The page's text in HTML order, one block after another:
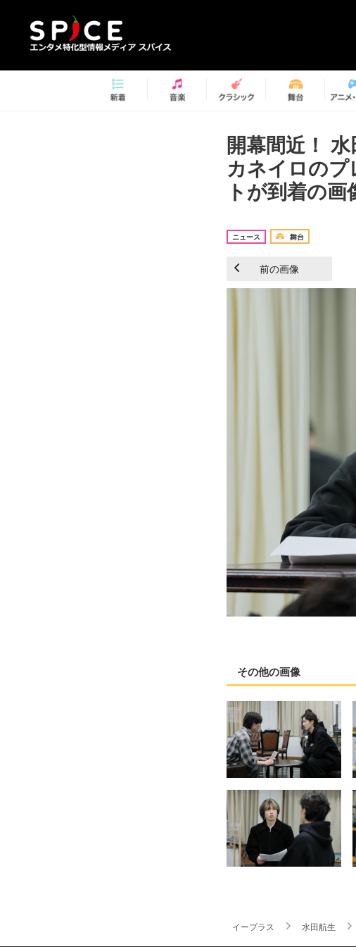
開幕間近！
カネイロのプ
トが到着の画
ニュース 舞台
前の画像
その他の画像
イープラス 水田航生